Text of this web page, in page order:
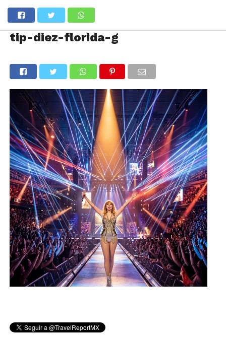
tip-diez-florida-g